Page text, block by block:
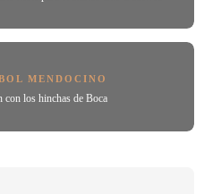
MENDOCINO
con los hinchas de Boca